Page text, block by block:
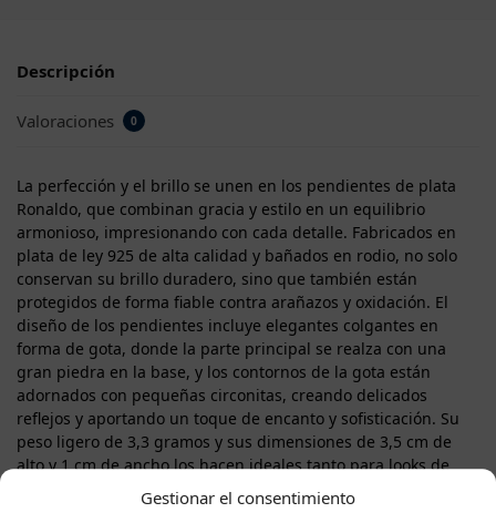
Gestionar el consentimiento
Descripción
Valoraciones 0
La perfección y el brillo se unen en los pendientes de plata
Ronaldo, que combinan gracia y estilo en un equilibrio
armonioso, impresionando con cada detalle. Fabricados en
plata de ley 925 de alta calidad y bañados en rodio, no solo
conservan su brillo duradero, sino que también están
protegidos de forma fiable contra arañazos y oxidación. El
diseño de los pendientes incluye elegantes colgantes en
forma de gota, donde la parte principal se realza con una
gran piedra en la base, y los contornos de la gota están
adornados con pequeñas circonitas, creando delicados
reflejos y aportando un toque de encanto y sofisticación. Su
peso ligero de 3,3 gramos y sus dimensiones de 3,5 cm de
alto y 1 cm de ancho los hacen ideales tanto para looks de
diario como para ocasiones especiales donde cada detalle